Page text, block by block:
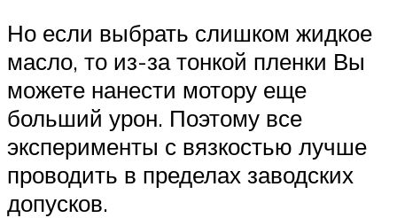
Но если выбрать слишком жидкое
масло, то из-за тонкой пленки Вы
можете нанести мотору еще
больший урон. Поэтому все
эксперименты с вязкостью лучше
проводить в пределах заводских
допусков.